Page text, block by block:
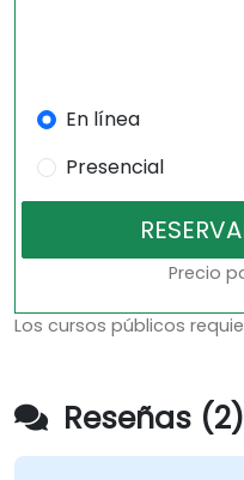
En línea
Presencial
Precio
Los cursos públicos
Reseñas (2)